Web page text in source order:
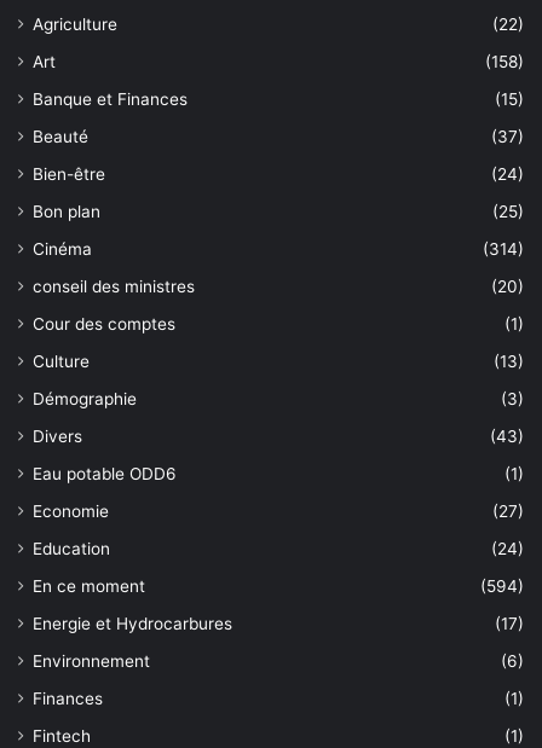
Agriculture
(22)
Art
(158)
Banque et Finances
(15)
Beauté
(37)
Bien-être
(24)
Bon plan
(25)
Cinéma
(314)
conseil des ministres
(20)
Cour des comptes
(1)
Culture
(13)
Démographie
(3)
Divers
(43)
Eau potable ODD6
(1)
Economie
(27)
Education
(24)
En ce moment
(594)
Energie et Hydrocarbures
(17)
Environnement
(6)
Finances
(1)
Fintech
(1)